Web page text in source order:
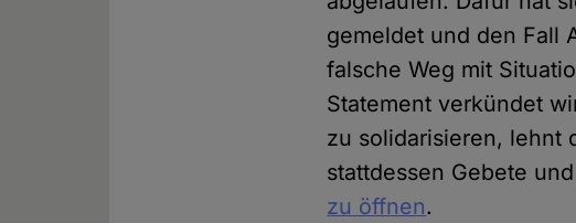
gemeldet und den Fall
falsche Weg mit
Statement verkündet
zu solidarisieren, lehnt
stattdessen Gebete
zu öffnen.